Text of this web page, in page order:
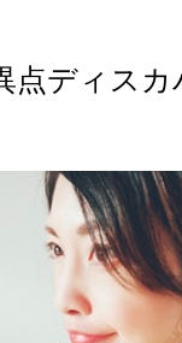
点ディスカ